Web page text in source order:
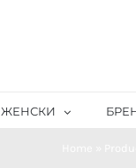
ЖЕНСКИ